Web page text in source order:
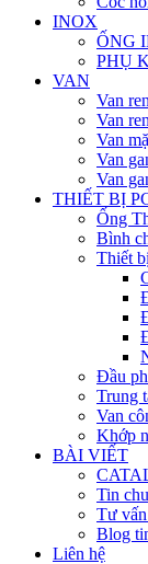
INOX
ỐNG
PHỤ
VAN
Van
Van
Van
Van
Van
THIẾT BỊ
Ống
Bình
Thiết
Đầu
Trung
Van
Khớp
BÀI VIẾT
Tin
Tư
Blog
Liên hệ